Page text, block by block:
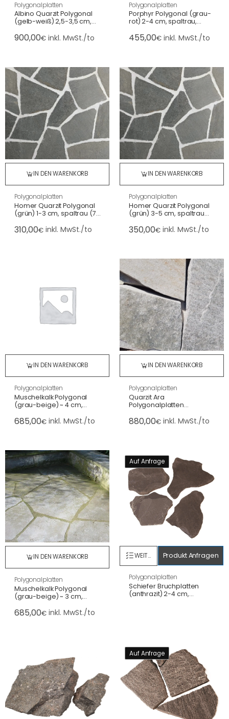
Polygonalplatten
Albino Quarzit Polygonal
(gelb-weiß) 2,5-3,5 cm,
St./m²)
900,00€ inkl. MwSt./to
Polygonalplatten
Porphyr Polygonal (grau-
rot) 2-4 cm, spaltrau,
455,00€ inkl. MwSt./to
IN DEN WARENKORB
Polygonalplatten
Homer Quarzit Polygonal
(grün) 1-3 cm, spaltrau (7-
310,00€ inkl. MwSt./to
IN DEN WARENKORB
Polygonalplatten
Homer Quarzit Polygonal
(grün) 3-5 cm, spaltrau
350,00€ inkl. MwSt./to
IN DEN WARENKORB
Polygonalplatten
Muschelkalk Polygonal
(grau-beige) ~ 4 cm,
685,00€ inkl. MwSt./to
IN DEN WARENKORB
Polygonalplatten
Quarzit Ara
Polygonalplatten
spaltrau (4-8 St./m²)
880,00€ inkl. MwSt./to
IN DEN WARENKORB
Polygonalplatten
Muschelkalk Polygonal
(grau-beige) ~ 3 cm,
685,00€ inkl. MwSt./to
Auf Anfrage
WEITERLESEN Produkt Anfragen
Polygonalplatten
Schiefer Bruchplatten
(anthrazit) 2-4 cm,
Auf Anfrage